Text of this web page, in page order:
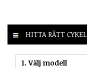
HITTA RÄTT CYKEL
1. Välj modell